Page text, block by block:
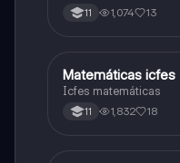
11 1,074 13
ICFES: Matemáticas
Matemáticas icfes
Icfes matemáticas
11 1,832 18